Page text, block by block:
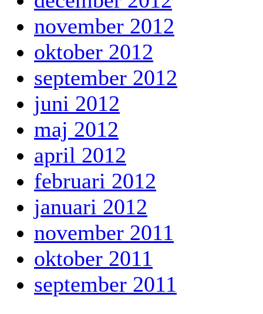
november 2012
oktober 2012
september 2012
juni 2012
maj 2012
april 2012
februari 2012
januari 2012
november 2011
oktober 2011
september 2011